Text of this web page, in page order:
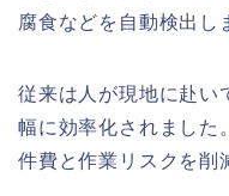
腐食などを自動検出し
従来は人が現地に赴い
幅に効率化されました
件費と作業リスクを削